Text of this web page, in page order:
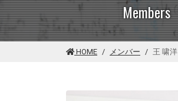
Members
HOME メンバー 王 啸洋